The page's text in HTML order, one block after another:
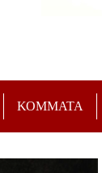
ΚΟΜΜΑΤΑ